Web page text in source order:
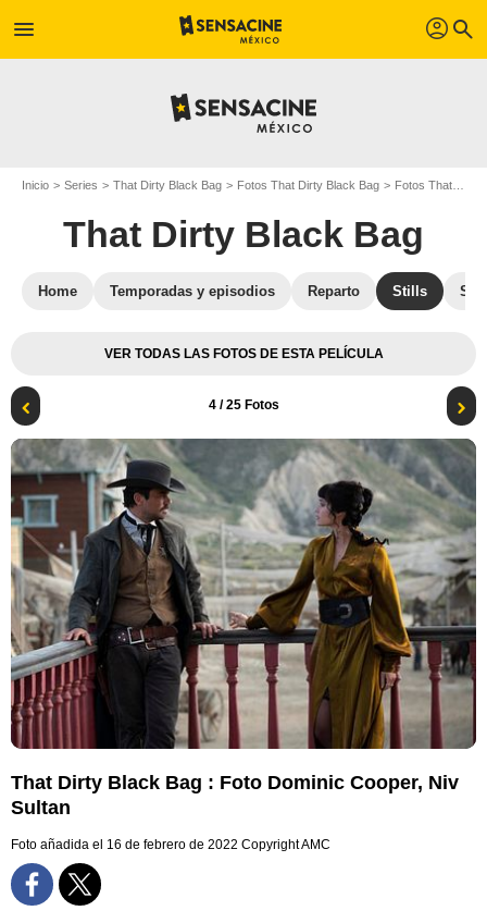
menu profil search
Inicio Series That Dirty Black Bag Fotos That Dirty Black Bag Fotos That Dirty Black Bag T01
That Dirty Black Bag
Home Temporadas y episodios Reparto Stills
VER TODAS LAS FOTOS DE ESTA PELÍCULA
4/ 25 Fotos
That Dirty Black Bag : Foto Dominic Cooper, Niv
Sultan
Foto añadida el 16 de febrero de 2022 Copyright AMC